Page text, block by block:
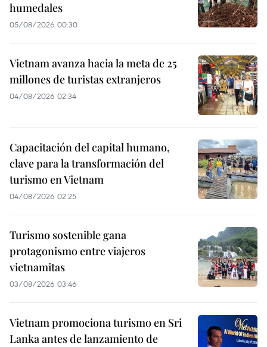
humedales
05/08/2026 00:30
Vietnam avanza hacia la meta de 25
millones de turistas extranjeros
04/08/2026 02:34
Capacitación del capital humano,
clave para la transformación del
turismo en Vietnam
04/08/2026 02:25
Turismo sostenible gana
protagonismo entre viajeros
vietnamitas
03/08/2026 03:46
Vietnam promociona turismo en Sri
Lanka antes de lanzamiento de